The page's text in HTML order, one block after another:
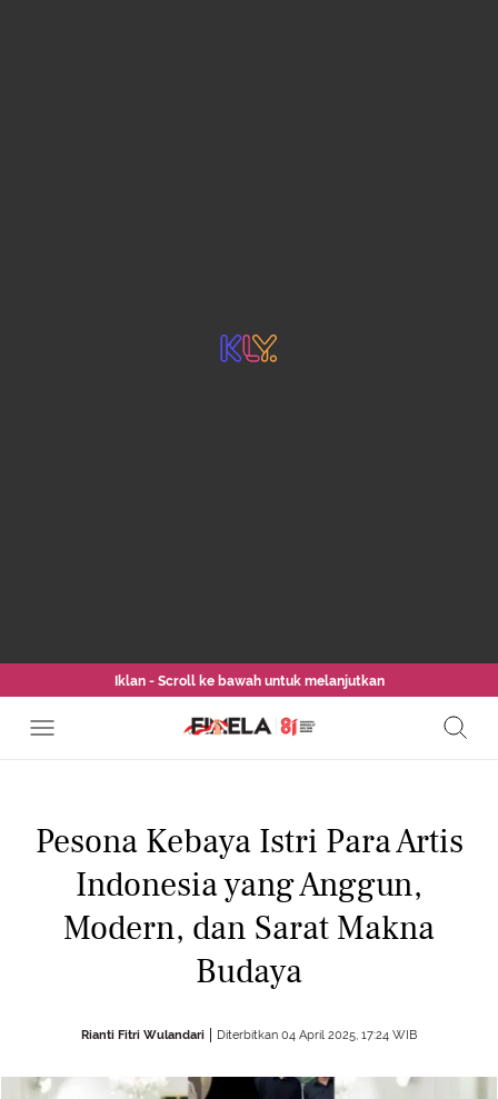
Iklan - Scroll ke bawah untuk melanjutkan
Pesona Kebaya Istri Para Artis
Indonesia yang Anggun,
Modern, dan Sarat Makna
Budaya
Rianti Fitri Wulandari Diterbitkan 04 April 2025, 17:24 WIB